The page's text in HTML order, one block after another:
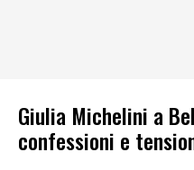
Giulia Michelini a
confessioni e